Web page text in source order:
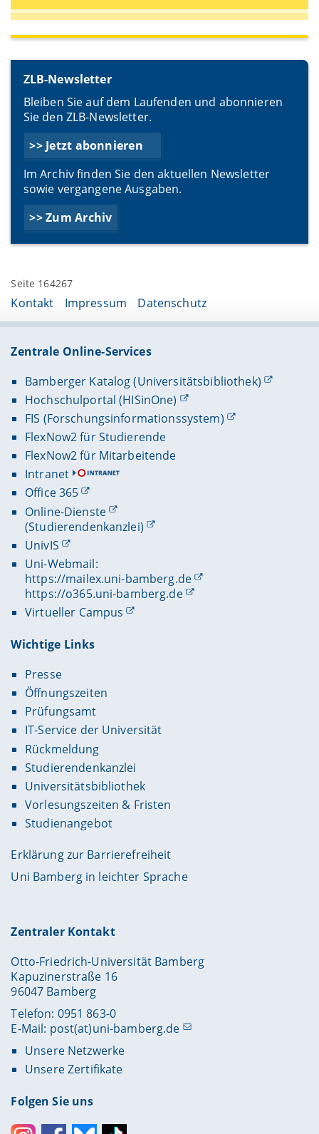
ZLB-Newsletter
Bleiben Sie auf dem Laufenden und abonnieren
Sie den ZLB-Newsletter.
>> Jetzt abonnieren
Im Archiv finden Sie den aktuellen Newsletter
sowie vergangene Ausgaben.
>> Zum Archiv
Seite 164267
Kontakt Impressum Datenschutz
Zentrale Online-Services
Bamberger Katalog (Universitätsbibliothek)
Hochschulportal (HISinOne)
FIS (Forschungsinformationssystem)
FlexNow2 für Studierende
FlexNow2 für Mitarbeitende
Intranet
Office 365
Online-Dienste
(Studierendenkanzlei)
UnivIS
Uni-Webmail:
https://mailex.uni-bamberg.de
https://o365.uni-bamberg.de
Virtueller Campus
Wichtige Links
Presse
Öffnungszeiten
Prüfungsamt
IT-Service der Universität
Rückmeldung
Studierendenkanzlei
Universitätsbibliothek
Vorlesungszeiten & Fristen
Studienangebot
Erklärung zur Barrierefreiheit
Uni Bamberg in leichter Sprache
Zentraler Kontakt
Otto-Friedrich-Universität Bamberg
Kapuzinerstraße 16
96047 Bamberg
Telefon: 0951 863-0
E-Mail: post(at)uni-bamberg.de
Unsere Netzwerke
Unsere Zertifikate
Folgen Sie uns